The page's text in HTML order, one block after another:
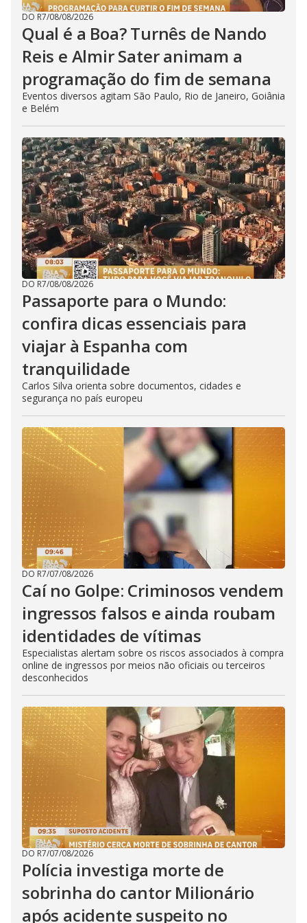
DO R7/08/08/2026
Qual é a Boa? Turnês de Nando
Reis e Almir Sater animam a
programação do fim de semana
Eventos diversos agitam São Paulo, Rio de Janeiro, Goiânia
e Belém
DO R7/08/08/2026
Passaporte para o Mundo:
confira dicas essenciais para
viajar à Espanha com
tranquilidade
Carlos Silva orienta sobre documentos, cidades e
segurança no país europeu
DO R7/07/08/2026
Caí no Golpe: Criminosos vendem
ingressos falsos e ainda roubam
identidades de vítimas
Especialistas alertam sobre os riscos associados à compra
online de ingressos por meios não oficiais ou terceiros
desconhecidos
DO R7/07/08/2026
Polícia investiga morte de
sobrinha do cantor Milionário
após acidente suspeito no